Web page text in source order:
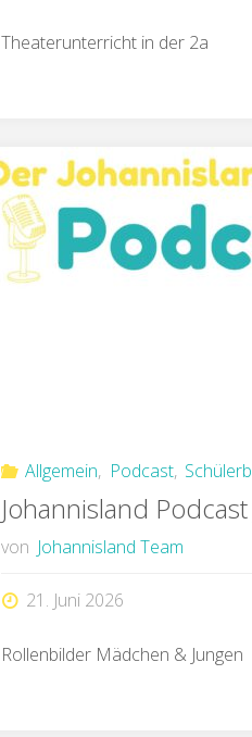
Theaterunterricht in der 2a
Allgemein, Podcast,
Johannisland
von Johannisland Team
21. Juni 2026
Rollenbilder Mädchen & Jungen